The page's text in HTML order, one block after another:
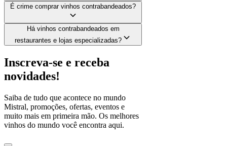
É crime comprar vinhos contrabandeados?
Há vinhos contrabandeados em
restaurantes e lojas especializadas?
Inscreva-se e receba
novidades!
Saiba de tudo que acontece no mundo
Mistral, promoções, ofertas, eventos e
muito mais em primeira mão. Os melhores
vinhos do mundo você encontra aqui.